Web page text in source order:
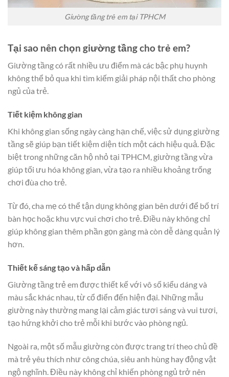
Giường tầng trẻ em tại TPHCM
Tại sao nên chọn giường tầng cho trẻ em?
Giường tầng có rất nhiều ưu điểm mà các bậc phụ huynh
không thể bỏ qua khi tìm kiếm giải pháp nội thất cho phòng
ngủ của trẻ.
Tiết kiệm không gian
Khi không gian sống ngày càng hạn chế, việc sử dụng giường
tầng sẽ giúp bạn tiết kiệm diện tích một cách hiệu quả. Đặc
biệt trong những căn hộ nhỏ tại TPHCM, giường tầng vừa
giúp tối ưu hóa không gian, vừa tạo ra nhiều khoảng trống
chơi đùa cho trẻ.
Từ đó, cha mẹ có thể tận dụng không gian bên dưới để bố trí
bàn học hoặc khu vực vui chơi cho trẻ. Điều này không chỉ
giúp không gian thêm phần gọn gàng mà còn dễ dàng quản lý
hơn.
Thiết kế sáng tạo và hấp dẫn
Giường tầng trẻ em được thiết kế với vô số kiểu dáng và
màu sắc khác nhau, từ cổ điển đến hiện đại. Những mẫu
giường này thường mang lại cảm giác tươi sáng và vui tươi,
tạo hứng khởi cho trẻ mỗi khi bước vào phòng ngủ.
Ngoài ra, một số mẫu giường còn được trang trí theo chủ đề
mà trẻ yêu thích như công chúa, siêu anh hùng hay động vật
ngộ nghĩnh. Điều này không chỉ khiến phòng ngủ trở nên